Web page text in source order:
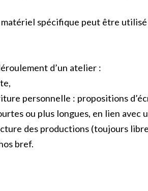
spécifique peut être
d’un atelier :
personnelle : propositions
ou plus longues, en lien avec
des productions (toujours
bref.